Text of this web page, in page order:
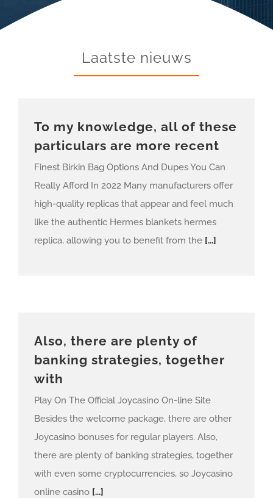
Laatste nieuws
To my knowledge, all of these
particulars are more recent
Finest Birkin Bag Options And Dupes You Can
Really Afford In 2022 Many manufacturers offer
high-quality replicas that appear and feel much
like the authentic Hermes blankets hermes
replica, allowing you to benefit from the [...]
Also, there are plenty of
banking strategies, together
with
Play On The Official Joycasino On-line Site
Besides the welcome package, there are other
Joycasino bonuses for regular players. Also,
there are plenty of banking strategies, together
with even some cryptocurrencies, so Joycasino
online casino [...]